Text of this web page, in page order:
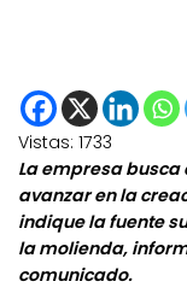
Vistas: 1733
La empresa
avanzar en la
indique la fuente
la molienda,
comunicado.